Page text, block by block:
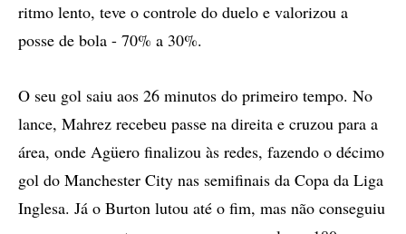
ritmo lento, teve o controle do duelo e valorizou a
posse de bola - 70% a 30%.
O seu gol saiu aos 26 minutos do primeiro tempo. No
lance, Mahrez recebeu passe na direita e cruzou para a
área, onde Agüero finalizou às redes, fazendo o décimo
gol do Manchester City nas semifinais da Copa da Liga
Inglesa. Já o Burton lutou até o fim, mas não conseguiu